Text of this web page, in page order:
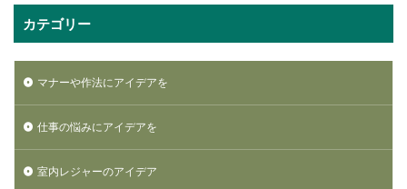
カテゴリー
マナーや作法にアイデアを
仕事の悩みにアイデアを
室内レジャーのアイデア